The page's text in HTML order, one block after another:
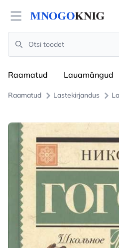
Open menu
Search
Raamatud Lauamängud
Raamatud Lastekirjandus